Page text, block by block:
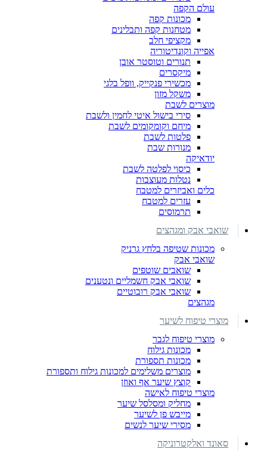
עולם הקפה
מכונות קפה
מטחנות קפה ותבלינים
מקציפי חלב
אפייה וקונדיטוריה
תנורים וטוסטר אובן
מיקסרים
מכשירי פנקייק, וופל בלגי
משקל מזון
מוצרים לשבת
סירי בישול איטי לחמין ולשבת
מיחם וקומקומים לשבת
פלטות לשבת
מנורות שבת
יודאיקה
כיסוי לפלטה לשבת
נטלות מעוצבות
כלים ואביזרים למטבח
עזרים למטבח
תרמוסים
שואבי אבק ומגהצים
מכונות שטיפה בלחץ גרניק
שואבי אבק
שואבים שוטפים
שואבי אבק חשמליים ונטענים
שואבי אבק רובוטיים
מגהצים
מוצרי טיפוח לשיער
מוצרי טיפוח לגבר
מכונות גילוח
מכונות תספורת
מוצרים משלימים למכונות גילוח ותספורת
קוצץ שיער אף ואוזן
מוצרי טיפוח לאישה
מחליק ומסלסל שיער
מייבש פן לשיער
מסירי שיער לנשים
סאונד ואלקטרוניקה